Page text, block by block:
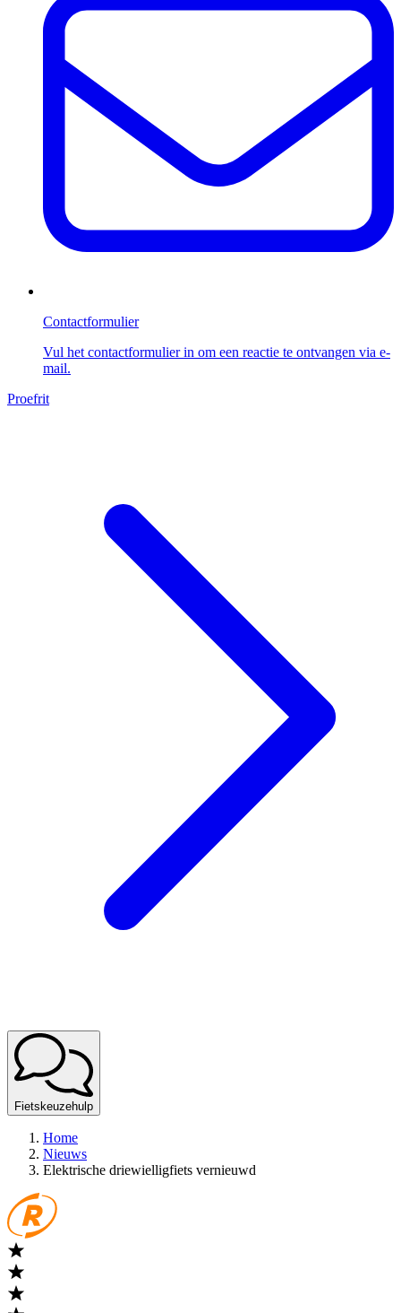
Contactformulier
Vul het contactformulier in om een reactie te ontvangen via e-
mail.
Proefrit
Fietskeuzehulp
Home
Nieuws
Elektrische driewielligfiets vernieuwd